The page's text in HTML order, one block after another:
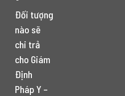
Đối tượng
nào sẽ
chi trả
cho Giám
Định
Pháp Y –